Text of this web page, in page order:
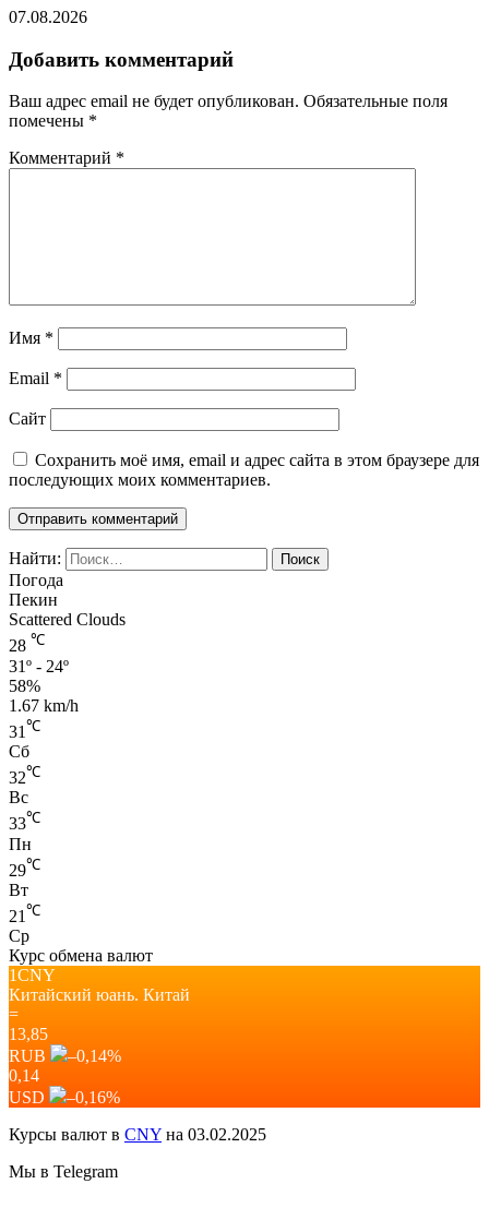
07.08.2026
Добавить комментарий
Ваш адрес email не будет опубликован. Обязательные поля
помечены *
Комментарий *
Имя *
Email *
Сайт
Сохранить моё имя, email и адрес сайта в этом браузере для
последующих моих комментариев.
Найти:
Погода
Пекин
Scattered Clouds
28 ℃
31º - 24º
58%
1.67 km/h
31 ℃
Сб
32℃
Вс
33℃
Пн
29℃
Вт
21 ℃
Ср
Курс обмена валют
1CNY
Китайский юань. Китай
=
13,85
RUB
–0,14%
0,14
USD
–0,16%
Курсы валют в CNY на 03.02.2025
Мы в Telegram